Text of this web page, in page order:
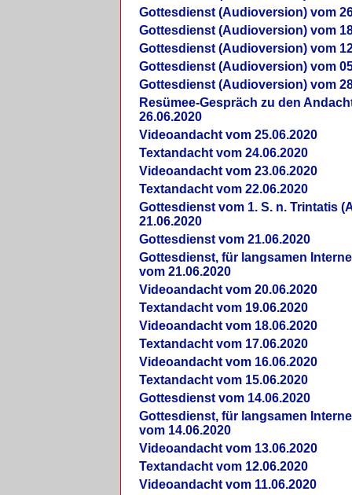
Gottesdienst (Audioversion) vom
Gottesdienst (Audioversion) vom
Gottesdienst (Audioversion) vom
Gottesdienst (Audioversion) vom
Gottesdienst (Audioversion) vom
Re­sü­mee-Gespräch zu den
26.06.2020
Videoandacht vom 25.06.2020
Textandacht vom 24.06.2020
Videoandacht vom 23.06.2020
Textandacht vom 22.06.2020
Gottesdienst vom 1. S. n. Trintatis
21.06.2020
Gottesdienst vom 21.06.2020
Gottesdienst, für langsamen
vom 21.06.2020
Videoandacht vom 20.06.2020
Textandacht vom 19.06.2020
Videoandacht vom 18.06.2020
Textandacht vom 17.06.2020
Videoandacht vom 16.06.2020
Textandacht vom 15.06.2020
Gottesdienst vom 14.06.2020
Gottesdienst, für langsamen
vom 14.06.2020
Videoandacht vom 13.06.2020
Textandacht vom 12.06.2020
Videoandacht vom 11.06.2020